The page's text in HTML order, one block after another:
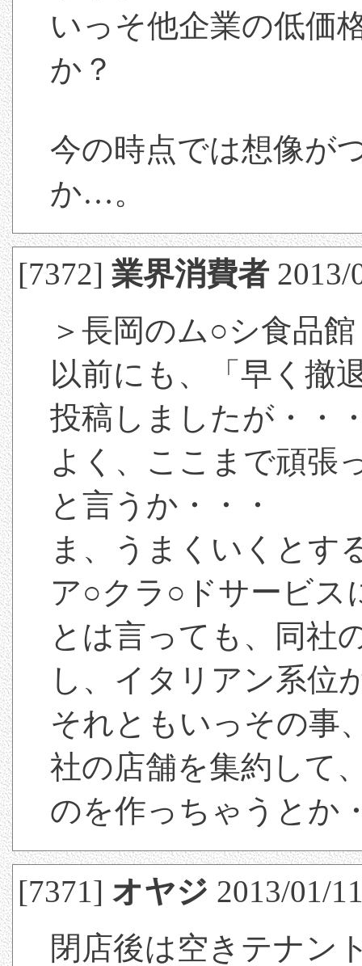
いっそ他企業の低価
か？
今の時点では想像が
か…。
[7372]業界消費者 2013/
＞長岡のム○シ食品
以前にも、「早く撤
投稿しましたが・・
よく、ここまで頑張
と言うか・・・
ま、うまくいくとす
ア○クラ○ドサービス
とは言っても、同社
し、イタリアン系位
それともいっその事
社の店舗を集約して
のを作っちゃうとか
[7371] オヤジ 2013/01/
閉店後は空きテナン